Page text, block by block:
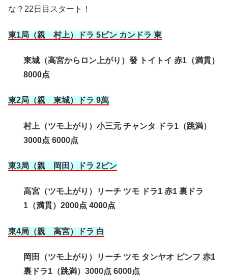
な？22日目スタート！
東1局（親 村上）ドラ 5ピン カンドラ 東
東城（高宮からロン上がり）發 トイトイ 赤1（満貫）
8000点
東2局（親 東城）ドラ 9萬
村上（ツモ上がり）小三元 チャンタ ドラ1（跳満）
3000点 6000点
東3局（親 岡田）ドラ 2ピン
高宮（ツモ上がり）リーチ ツモ ドラ1 赤1 裏ドラ
1（満貫）2000点 4000点
東4局（親 高宮）ドラ 白
岡田（ツモ上がり）リーチ ツモ タンヤオ ピンフ 赤1
裏ドラ1（跳満）3000点 6000点